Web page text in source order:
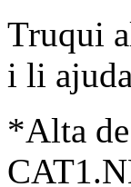
Truqui
i li
*Alta